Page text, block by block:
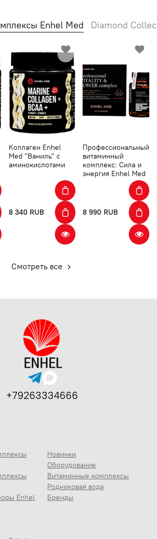
Enhel Med Diamond
Коллаген Enhel
Med "Ваниль" с
аминокислотами
8 340 RUB
Профессиональный
витаминный
комплекс: Сила и
энергия Enhel Med
8 990 RUB
Смотреть все
Enhel
Новинки
Оборудование
Витаминные комплексы
Родниковая вода
Бренды
+79263334666